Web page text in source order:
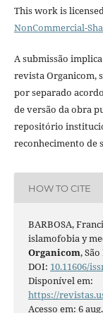
This work is
NonCommercial-
A submissão
revista Organicom,
por separado
de versão da obra
repositório
reconhecimento de
HOW TO CITE
BARBOSA,
islamofobia y
Organicom,
DOI: 10.11606/
Disponível em:
https://
Acesso em: 6